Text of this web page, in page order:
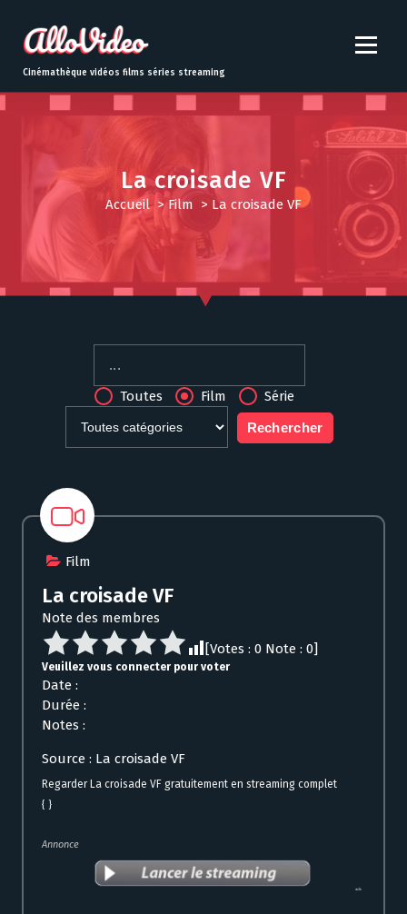
t
o
Cinémathèque vidéos films séries streaming
La croisade VF
Accueil>Film > La croisade VF
Toutes Film Série
Film
La croisade VF
Note des membres
[Votes : 0 Note : 0]
Veuillez vous connecter pour voter
Date :
Durée :
Notes :
Source : La croisade VF
Regarder La croisade VF gratuitement en streaming complet
{ }
Annonce